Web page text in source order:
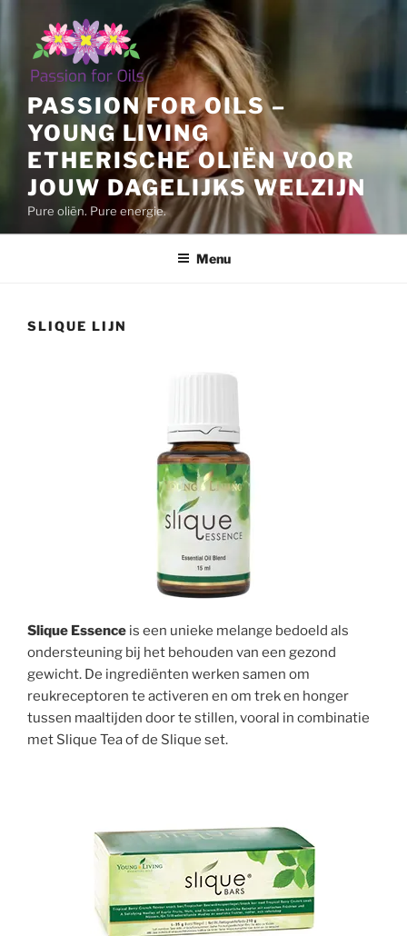
inhoud
PASSION FOR OILS –
YOUNG LIVING
ETHERISCHE OLIËN VOOR
JOUW DAGELIJKS WELZIJN
Pure oliën. Pure energie.
Menu
SLIQUE LIJN
Slique Essence is een unieke melange bedoeld als
ondersteuning bij het behouden van een gezond
gewicht. De ingrediënten werken samen om
reukreceptoren te activeren en om trek en honger
tussen maaltijden door te stillen, vooral in combinatie
met Slique Tea of de Slique set.